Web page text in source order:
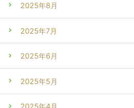
2025年8月
2025年7月
2025年6月
2025年5月